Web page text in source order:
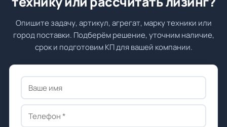
Опишите задачу, артикул, агрегат, марку техники или
город поставки. Подберём решение, уточним наличие,
срок и подготовим КП для вашей компании.